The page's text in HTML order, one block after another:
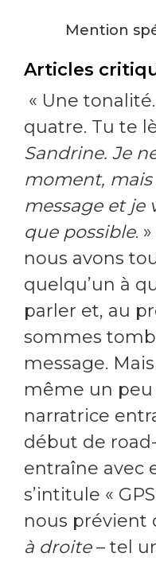
Articles
« Une
quatre. Tu te
Sandrine. Je
moment,
message et je
que possible.
nous avons
quelqu’un à
parler et, au
sommes
message.
même un
narratrice
début de
entraîne avec
s’intitule «
nous prévient
à droite– tel
Mention